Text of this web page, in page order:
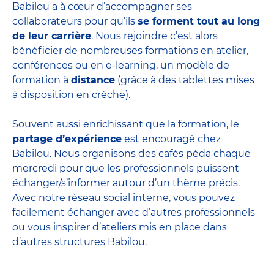
Babilou a à cœur d’accompagner ses
collaborateurs pour qu’ils se forment tout au long
de leur carrière. Nous rejoindre c’est alors
bénéficier de nombreuses formations en atelier,
conférences ou en e-learning, un modèle de
formation à distance (grâce à des tablettes mises
à disposition en crèche).
Souvent aussi enrichissant que la formation, le
partage d’expérience est encouragé chez
Babilou. Nous organisons des cafés péda chaque
mercredi pour que les professionnels puissent
échanger/s’informer autour d’un thème précis.
Avec notre réseau social interne, vous pouvez
facilement échanger avec d’autres professionnels
ou vous inspirer d’ateliers mis en place dans
d’autres structures Babilou.